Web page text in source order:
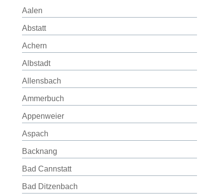
Aalen
Abstatt
Achern
Albstadt
Allensbach
Ammerbuch
Appenweier
Aspach
Backnang
Bad Cannstatt
Bad Ditzenbach